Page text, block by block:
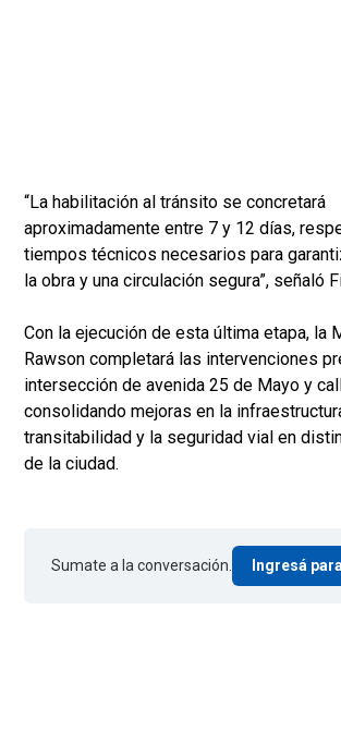
“La habilitación al tránsito se concretará
aproximadamente entre 7 y 12 días,
tiempos técnicos necesarios para
la obra y una circulación segura”, señaló
Con la ejecución de esta última etapa, la
Rawson completará las intervenciones
intersección de avenida 25 de Mayo y
consolidando mejoras en la
transitabilidad y la seguridad vial en
de la ciudad.
Sumate a la conversación. Ingresá